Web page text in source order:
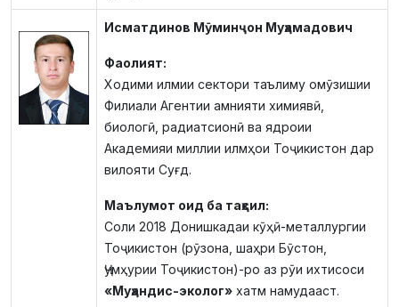
Исматдинов Мӯминҷон Муҳамадович
Фаолият:
Ходими илмии сектори таълиму омӯзишии
Филиали Агентии амнияти химиявӣ,
биологӣ, радиатсионӣ ва ядроии
Академияи миллии илмҳои Тоҷикистон дар
вилояти Суғд.
Маълумот оид ба таҳсил:
Соли 2018 Донишкадаи кӯҳӣ-металлургии
Тоҷикистон (рӯзона, шаҳри Бӯстон,
Ҷумҳурии Тоҷикистон)-ро аз рӯи ихтисоси
«Муҳандис-эколог» хатм намудааст.